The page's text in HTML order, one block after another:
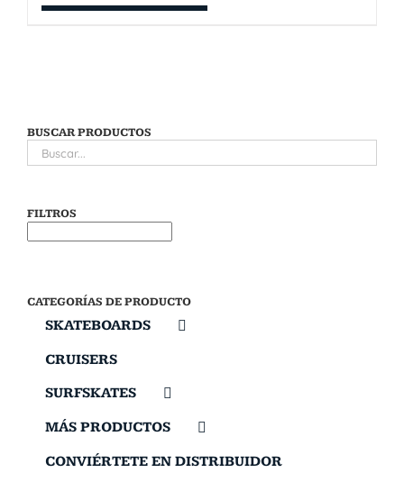
BUSCAR PRODUCTOS
FILTROS
CATEGORÍAS DE PRODUCTO
SKATEBOARDS
CRUISERS
SURFSKATES
MÁS PRODUCTOS
CONVIÉRTETE EN DISTRIBUIDOR